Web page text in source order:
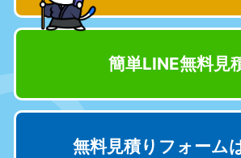
簡単LINE無料見
無料見積りフォーム
福井県
9:00〜19:00 年中無休 9:00〜
富山県
050-1881-5262
9:00〜19:00 年中無休
050-